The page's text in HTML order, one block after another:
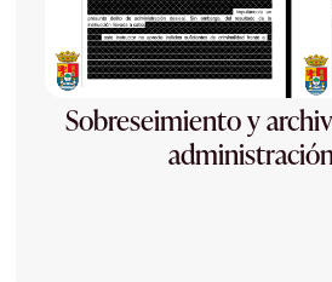
Sobreseimiento y